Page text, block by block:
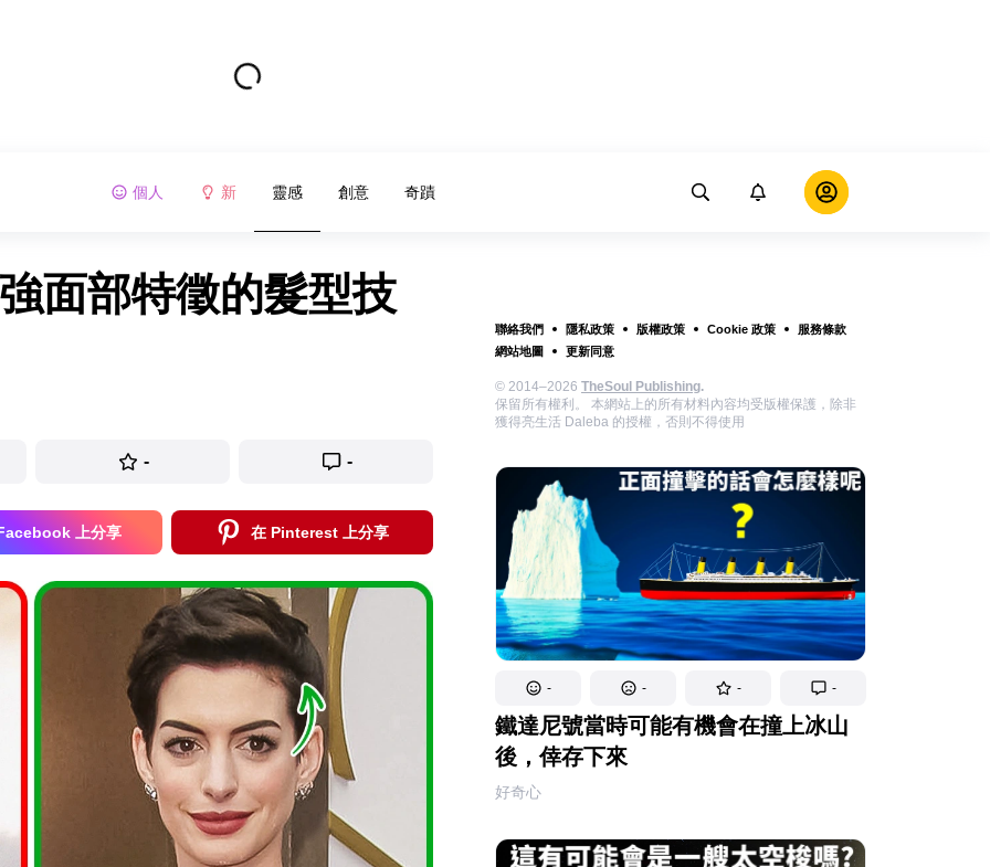
個人 新 靈感 創意 奇蹟
聯絡我們 隱私政策 版權政策 Cookie 政策
服務條款
網站地圖
更新同意
© 2014–2026 TheSoul Publishing.
保留所有權利。 本網站上的所有材料內容均受版權保護，除非
獲得亮生活 Daleba 的授權，否則不得使用
- - - -
鐵達尼號當時可能有機會在撞上冰山
後，倖存下來
好奇心
面部特徵的髮型技
- -
上分享 在 Pinterest 上分享